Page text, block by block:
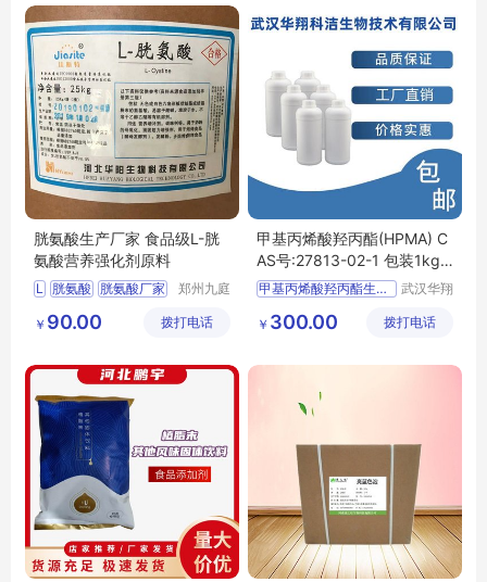
胱氨酸生产厂家 食品级L-胱
氨酸营养强化剂原料
L 胱氨酸
胱氨酸厂家
胱氨酸原料
郑州九庭
有限公司
￥ 90.00 拨打电话
甲基丙烯酸羟丙酯(HPMA) C
AS号:27813-02-1 包装1kg 2
5kg
甲基丙烯酸羟丙酯生产厂家
武汉华翔
技术有限
￥ 300.00 拨打电话